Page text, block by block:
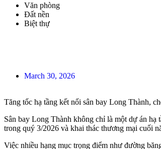
Văn phòng
Đất nền
Biệt thự
March 30, 2026
Tăng tốc hạ tầng kết nối sân bay Long Thành,
Sân bay Long Thành không chỉ là một dự án hạ
trong quý 3/2026 và khai thác thương mại cuối
Việc nhiều hạng mục trọng điểm như đường